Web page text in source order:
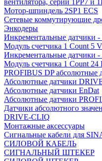
вентилятора, серии 1PP7 и
Мотор-шпиндель 2SP1 ECS
Сетевые коммутирующие
Энкодеры
Инкрементальные датчики
Модуль счетчика 1 Count 5
Инкрементальные датчики -
Модуль счетчика 1 Count 24
PROFIBUS DP абсолютные
Абсолютные датчики
Абсолютные датчики EnDat
Абсолютные датчики
Датчики абсолютного
DRIVE-CLIQ
Монтажные аксессуары
Сигнальные кабели для
СИЛОВОЙ КАБЕЛЬ
СИГНАЛЬНЫЙ ШТЕКЕР